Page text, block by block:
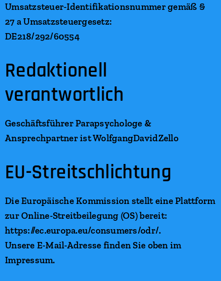
Umsatzsteuer-Identifikationsnummer gemäß §
27 a Umsatzsteuergesetz:
DE218/292/60554
Redaktionell
verantwortlich
Geschäftsführer Parapsychologe &
Ansprechpartner ist WolfgangDavidZello
EU-Streitschlichtung
Die Europäische Kommission stellt eine Plattform
zur Online-Streitbeilegung (OS) bereit:
https://ec.europa.eu/consumers/odr/.
Unsere E-Mail-Adresse finden Sie oben im
Impressum.